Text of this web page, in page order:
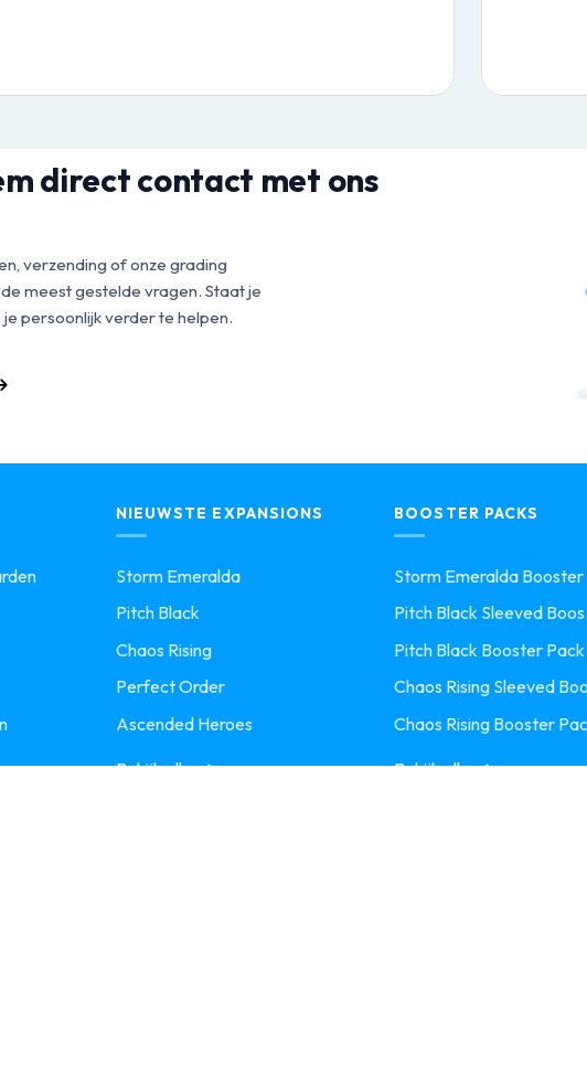
direct contact met ons
verzending of onze grading
meest gestelde vragen. Staat je
persoonlijk verder te helpen.
NIEUWSTE EXPANSIONS
Storm Emeralda
Pitch Black
Chaos Rising
Perfect Order
Ascended Heroes
Bekijk alle
BOOSTER PACKS
Storm Emeralda Booster
Pitch Black Sleeved
Pitch Black Booster Pack
Chaos Rising Sleeved
Chaos Rising Booster
Bekijk alle